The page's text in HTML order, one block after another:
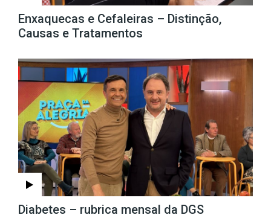
Enxaquecas e Cefaleiras – Distinção,
Causas e Tratamentos
Diabetes – rubrica mensal da DGS